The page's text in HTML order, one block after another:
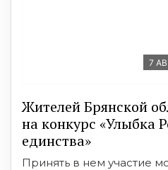
7
Жителей Брянской
на конкурс «Улыбка
единства»
Принять в нем участие